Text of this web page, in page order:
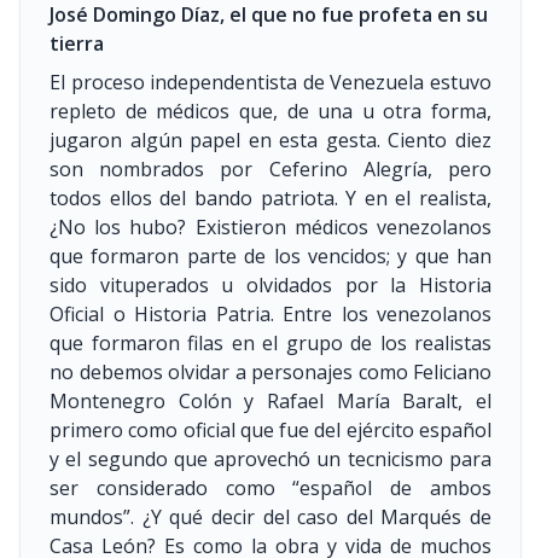
José Domingo Díaz, el que no fue profeta en su
tierra
El proceso independentista de Venezuela estuvo
repleto de médicos que, de una u otra forma,
jugaron algún papel en esta gesta. Ciento diez
son nombrados por Ceferino Alegría, pero
todos ellos del bando patriota. Y en el realista,
¿No los hubo? Existieron médicos venezolanos
que formaron parte de los vencidos; y que han
sido vituperados u olvidados por la Historia
Oficial o Historia Patria. Entre los venezolanos
que formaron filas en el grupo de los realistas
no debemos olvidar a personajes como Feliciano
Montenegro Colón y Rafael María Baralt, el
primero como oficial que fue del ejército español
y el segundo que aprovechó un tecnicismo para
ser considerado como “español de ambos
mundos”. ¿Y qué decir del caso del Marqués de
Casa León? Es como la obra y vida de muchos